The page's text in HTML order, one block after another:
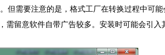
但需要注意的是，格式工厂在转换过程中可能
留意软件自带广告较多。安装时可能会引入